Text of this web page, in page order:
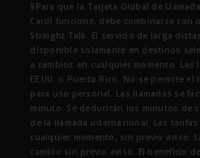
§Para que la Tarjeta Global de
Card) funcione, debe combinarse con
Straight Talk. El servicio de larga
disponible solamente en destinos
a cambios en cualquier momento.
EE.UU. o Puerto Rico. No se permite
para uso personal. Las llamadas se
minuto. Se deducirán los minutos de
de la llamada internacional. Las
cualquier momento, sin previo aviso.
cambio sin previo aviso. El beneficio